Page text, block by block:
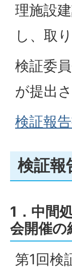
理施設
し、取
検証委
が提出
検証報
検証報
1．中間
会開催の
第1回検